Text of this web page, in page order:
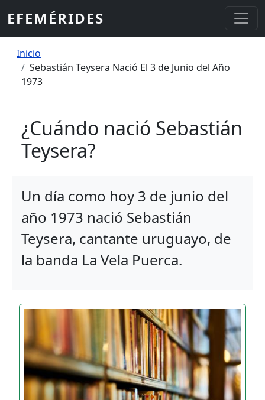
EFEMÉRIDES
Sobrescribir enlaces de ayuda a la
Inicio
Sebastián Teysera Nació El 3 de Junio del Año
1973
¿Cuándo nació Sebastián
Teysera?
Un día como hoy 3 de junio del
año 1973 nació Sebastián
Teysera, cantante uruguayo, de
la banda La Vela Puerca.